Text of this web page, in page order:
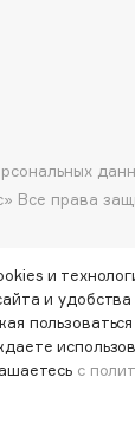
Все права
и
и удобства
с